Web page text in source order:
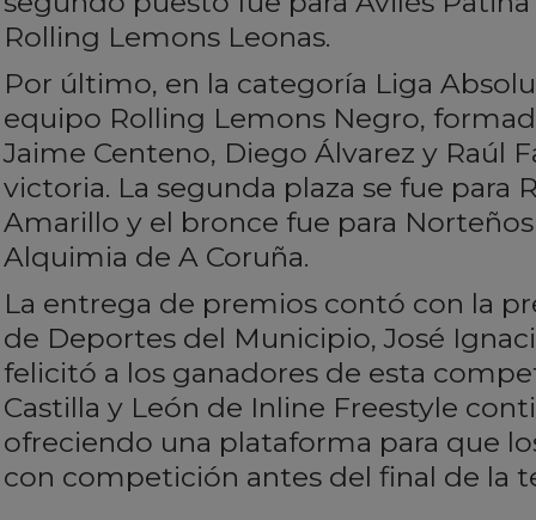
Rolling Lemons Leonas.
Por último, en la categoría Liga
equipo Rolling Lemons Negro,
Jaime Centeno, Diego Álvarez y Raúl
victoria. La segunda plaza se fue para
Amarillo y el bronce fue para
Alquimia de A Coruña.
La entrega de premios contó con la
de Deportes del Municipio, José
felicitó a los ganadores de esta
Castilla y León de Inline Freestyle
ofreciendo una plataforma para que
con competición antes del final de la